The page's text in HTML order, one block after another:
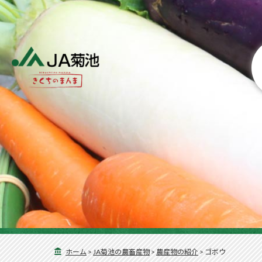
ホーム > JA菊池の農畜産物> 農産物の紹介 > ゴボウ